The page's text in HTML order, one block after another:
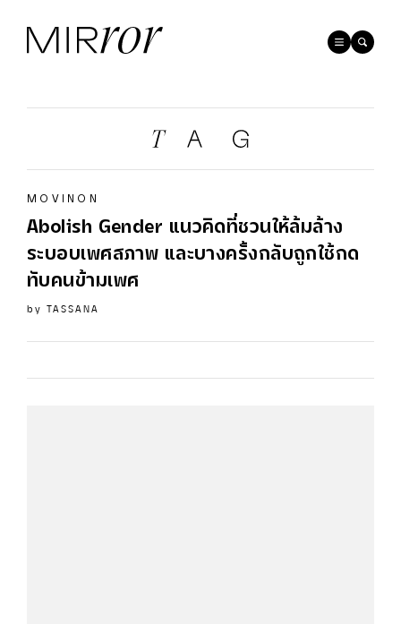
MOVINON
Abolish Gender แนวคิดที่ชวนให้ล้มล้าง
ระบอบเพศสภาพ และบางครั้งกลับถูกใช้กด
ทับคนข้ามเพศ
by TASSANA